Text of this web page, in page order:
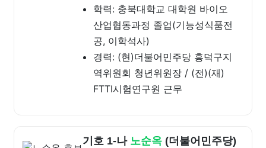
학력: 충북대학교 대학원 바이오
산업협동과정 졸업(기능성식품전
공, 이학석사)
경력: (현)더불어민주당 흥덕구지
역위원회 청년위원장 / (전)(재)
FTTI시험연구원 근무
기호 1-나 노순옥 (더불어민주당)